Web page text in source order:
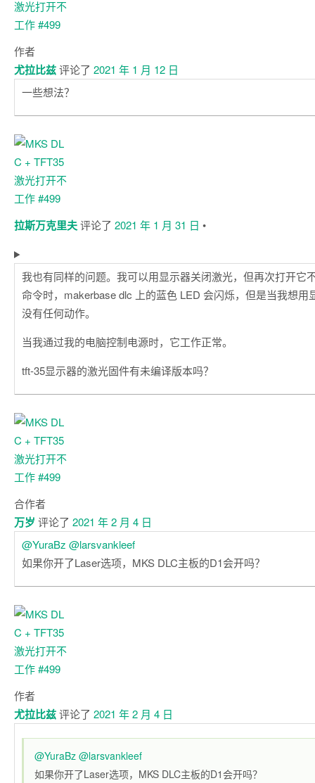
作者
尤拉比兹评论了 2021 年 1 月 12 日
一些想法？
拉斯万克里夫评论了 2021 年 1 月 31 日 •
我也有同样的问题。我可以用显示器关闭激光，但再次打开它
命令时，makerbase dlc 上的蓝色 LED 会闪烁，但是当我想用
没有任何动作。
当我通过我的电脑控制电源时，它工作正常。
tft-35显示器的激光固件有未编译版本吗？
合作者
万岁 评论了 2021 年 2 月 4 日
@YuraBz @larsvankleef
如果你开了Laser选项，MKS DLC主板的D1会开吗？
作者
尤拉比兹评论了 2021 年 2 月 4 日
@YuraBz @larsvankleef
如果你开了Laser选项，MKS DLC主板的D1会开吗？